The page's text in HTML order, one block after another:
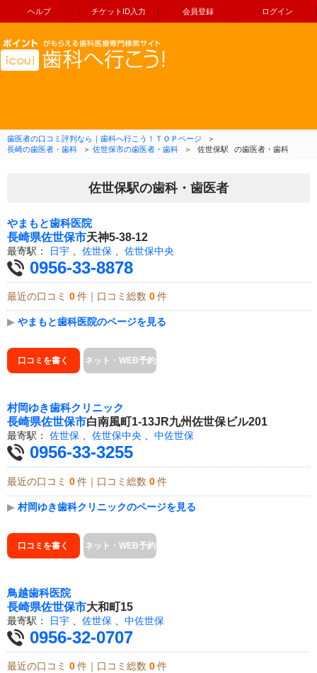
ヘルプ チケットID入力 会員登録 ログイン
コンテンツへ移動
歯医者の口コミ評判なら｜歯科へ行こう！ＴＯＰページ
＞
長崎の歯医者・歯科
＞ 佐世保市の歯医者・歯科 ＞ 佐世保駅 の歯医者・歯科
佐世保駅の歯科・歯医者
やまもと歯科医院
長崎県佐世保市天神5-38-12
最寄駅： 日宇 佐世保 佐世保中央
0956-33-8878
最近の口コミ 0 件｜口コミ総数 0 件
▶ やまもと歯科医院のページを見る
口コミを書く ネット・WEB予約
村岡ゆき歯科クリニック
長崎県佐世保市白南風町1-13JR九州佐世保ビル201
最寄駅： 佐世保 、 佐世保中央 、 中佐世保
0956-33-3255
最近の口コミ 0 件｜口コミ総数 0 件
▶ 村岡ゆき歯科クリニックのページを見る
口コミを書く ネット・WEB予約
鳥越歯科医院
長崎県佐世保市大和町15
最寄駅： 日宇 佐世保 中佐世保
0956-32-0707
最近の口コミ 0 件｜口コミ総数 0 件